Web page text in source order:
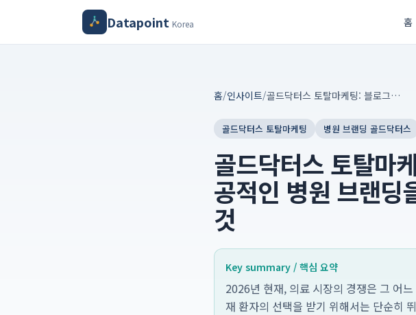
Datapoint Korea 홈
홈/인사이트/ 골드닥터스 토탈마케팅: 블로그부터 영상까지, 성공적인 병원 브랜딩을 위한 원스탑 실행력의 모든 것
골드닥터스 토탈마케팅 병원 브랜딩 골드닥터스
골드닥터스 토탈마
공적인 병원 브랜딩
것
Key summary / 핵심 요약
2026년 현재, 의료 시장의 경쟁은 그 어
재 환자의 선택을 받기 위해서는 단순히